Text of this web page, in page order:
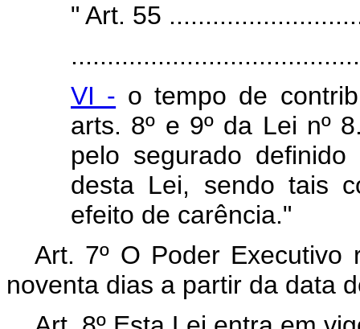
" Art. 55
VI - o tempo de
arts. 8º e 9º da Lei nº
pelo segurado
desta Lei, sendo tais
efeito de carência."
Art. 7º O Poder Executivo
noventa dias a partir da data